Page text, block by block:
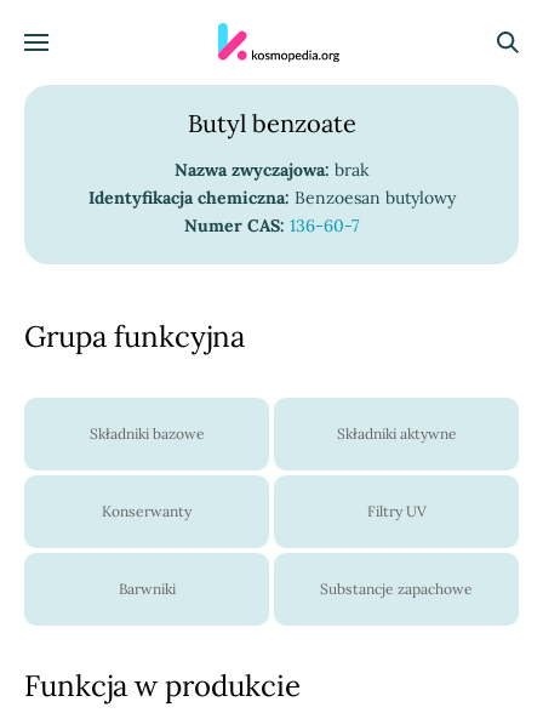
Menu
Butyl benzoate
Nazwa zwyczajowa: brak
Identyfikacja chemiczna: Benzoesan butylowy
Numer CAS: 136-60-7
Grupa funkcyjna
Składniki bazowe Składniki aktywne
Konserwanty Filtry UV
Barwniki Substancje zapachowe
Funkcja w produkcie